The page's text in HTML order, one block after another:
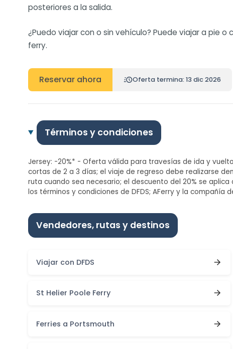
posteriores a la salida.
¿Puedo viajar con o sin vehículo? Puede viajar a pie
ferry.
Reservar ahora Oferta termina: 13 dic 2026
Términos y condiciones
Jersey: -20%* - Oferta válida para travesías de ida y
cortas de 2 a 3 días; el viaje de regreso debe realizarse
ruta cuando sea necesario; el descuento del 20% se
los términos y condiciones de DFDS; AFerry y la
Vendedores, rutas y destinos
Viajar con DFDS
St Helier Poole Ferry
Ferries a Portsmouth